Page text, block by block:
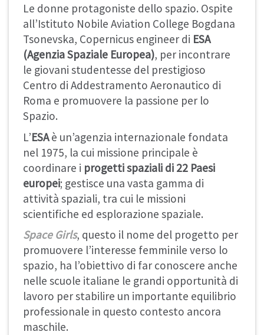
Le donne protagoniste dello spazio. Ospite
all’Istituto Nobile Aviation College Bogdana
Tsonevska, Copernicus engineer di ESA
(Agenzia Spaziale Europea), per incontrare
le giovani studentesse del prestigioso
Centro di Addestramento Aeronautico di
Roma e promuovere la passione per lo
Spazio.
L’ESAè un’agenzia internazionale fondata
nel 1975, la cui missione principale è
coordinare i progetti spaziali di 22 Paesi
europei; gestisce una vasta gamma di
attività spaziali, tra cui le missioni
scientifiche ed esplorazione spaziale.
Space Girls, questo il nome del progetto per
promuovere l’interesse femminile verso lo
spazio, ha l’obiettivo di far conoscere anche
nelle scuole italiane le grandi opportunità di
lavoro per stabilire un importante equilibrio
professionale in questo contesto ancora
maschile.